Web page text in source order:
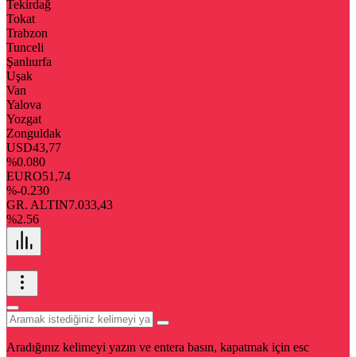
Tekirdağ
Tokat
Trabzon
Tunceli
Şanlıurfa
Uşak
Van
Yalova
Yozgat
Zonguldak
USD43,77
%0.080
EURO51,74
%-0.230
GR. ALTIN7.033,43
%2.56
Aradığınız kelimeyi yazın ve entera basın, kapatmak için esc